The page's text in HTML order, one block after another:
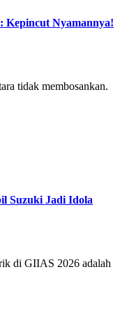
Kepincut Nyamannya!
tidak membosankan.
Suzuki Jadi Idola
di GIIAS 2026 adalah